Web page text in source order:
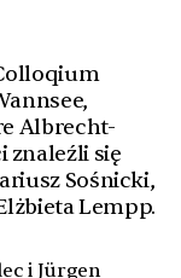
Albrecht-
znaleźli się
Sośnicki,
Lempp.
i Jürgen